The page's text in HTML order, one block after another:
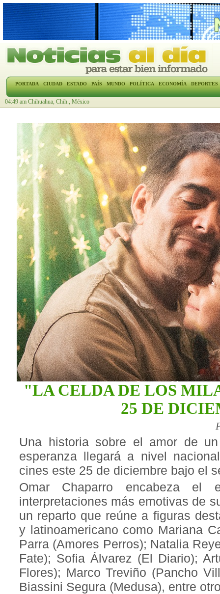
PORTADA CIUDAD ESTADO PAÍS MUNDO POLÍTICA ECONOMÍA DEPORTES
04:49 am Chihuahua, Chih., México
"LA CELDA DE LOS
25 DE
Una historia sobre el amor de
esperanza llegará a nivel
cines este 25 de diciembre bajo el
Omar Chaparro encabeza
interpretaciones más emotivas de
un reparto que reúne a figuras
y latinoamericano como Mariana
Parra (Amores Perros); Natalia
Fate); Sofia Álvarez (El Diario);
Flores); Marco Treviño (Pancho
Biassini Segura (Medusa), entre